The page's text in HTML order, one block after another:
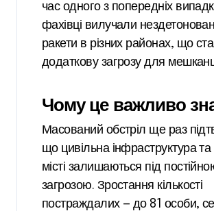
час одного з попередніх
фахівці вилучали
ракети в різних районах, що
додаткову загрозу для
Чому це важливо
Масований обстріл ще раз
що цивільна інфраструктура
місті залишаються під
загрозою. Зростання кількості
постраждалих — до 81 особи,